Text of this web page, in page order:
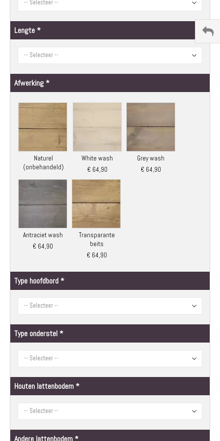
Lengte
Afwerking
Naturel
(onbehandeld)
White wash
€ 64,90
Grey wash
€ 64,90
Antraciet wash
€ 64,90
Transparante
beits
€ 64,90
Type hoofdbord
Type onderstel
Houten lattenbodem
Andere lattenbodem